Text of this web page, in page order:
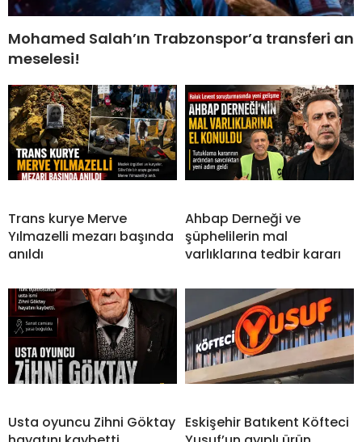
Mohamed Salah’ın Trabzonspor’a transferi an
meselesi!
Trans kurye Merve
Yılmazelli mezarı başında
anıldı
Ahbap Derneği ve
şüphelilerin mal
varlıklarına tedbir kararı
Usta oyuncu Zihni Göktay Eskişehir Batıkent Köfteci